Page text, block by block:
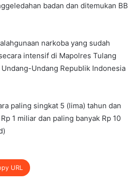
badan dan ditemukan BB
narkoba yang sudah
intensif di Mapolres Tulang
Undang-Undang Republik Indonesia
paling singkat 5 (lima) tahun dan
1 miliar dan paling banyak Rp 10
URL